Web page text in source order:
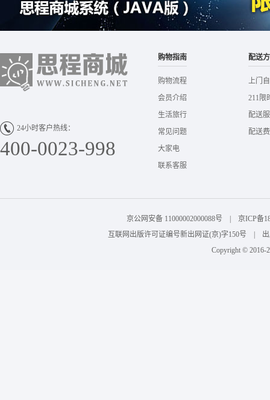
24小时客户热线：
400-0023-998
购物指南
购物流程
会员介绍
生活旅行
常见问题
大家电
联系客服
配送
上门
211限
配送
配送
京公网安备 11000002000088号 | 京ICP备
互联网出版许可证编号新出网证(京)字150号 |
Copyright © 2016-